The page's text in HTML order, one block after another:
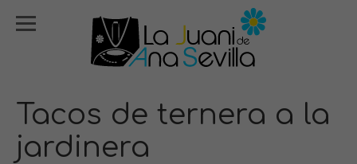
Tacos de ternera a la
jardinera